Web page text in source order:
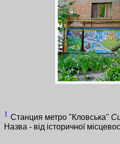
1 Станция метро "Кловська"
Назва - від історичної